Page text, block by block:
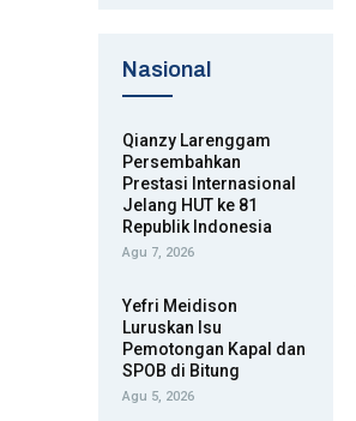
Nasional
Qianzy Larenggam
Persembahkan
Prestasi Internasional
Jelang HUT ke 81
Republik Indonesia
Agu 7, 2026
Yefri Meidison
Luruskan Isu
Pemotongan Kapal dan
SPOB di Bitung
Agu 5, 2026